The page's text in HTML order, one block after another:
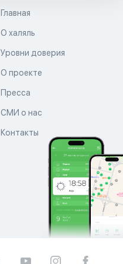
Главная
О халяль
Уровни доверия
О проекте
Пресса
СМИ о нас
Контакты